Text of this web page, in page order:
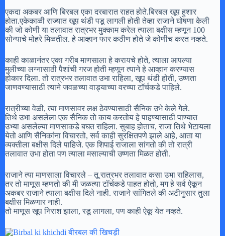
एकदा अकबर आणि बिरबल एका दरबारात राहत होते.बिरबल खूप हुशार
होता.एकेकाळी राज्यात खूप थंडी पडू लागली होती तेव्हा राजाने घोषणा केली
की जो कोणी या तलावात रात्रभर मुक्काम करेल त्याला बक्षीस म्हणून 100
सोन्याचे मोहरे मिळतील. हे आव्हान फार कठीण होते जे कोणीच करत नव्हते.
काही काळानंतर एका गरीब माणसाला हे करायचे होते, त्याला आपल्या
मुलीच्या लग्नासाठी पैशांची गरज होती म्हणून त्याने हे आव्हान करण्यास
होकार दिला. तो रात्रभर तलावात उभा राहिला, खूप थंडी होती, उष्णता
जाणवण्यासाठी त्याने जवळच्या वाड्याच्या वरच्या टॉर्चकडे पाहिले.
रात्रीच्या वेळी, त्या माणसावर लक्ष ठेवण्यासाठी सैनिक उभे केले गेले.
तिथे उभा असलेला एक सैनिक तो काय करतोय हे पाहण्यासाठी पाण्यात
उभ्या असलेल्या माणसाकडे बघत राहिला. सुबाह होताच, राजा तिथे भेटायला
येतो आणि सैनिकांना विचारतो, सर्व काही सुरक्षितपणे झाले आहे, आता या
व्यक्तीला बक्षीस दिले पाहिजे. एक शिपाई राजाला सांगतो की तो रात्री
तलावात उभा होता पण त्याला मसाल्याची उष्णता मिळत होती.
राजाने त्या माणसाला विचारले – तू रात्रभर तलावात कसा उभा राहिलास,
तर तो माणूस म्हणतो की मी जळत्या टॉर्चकडे पाहत होतो, मग हे सर्व ऐकून
अकबर राजाने त्याला बक्षीस दिले नाही. राजाने सांगितले की अटीनुसार तुला
बक्षीस मिळणार नाही.
तो माणूस खूप निराश झाला, रडू लागला, पण काही ऐकू येत नव्हते.